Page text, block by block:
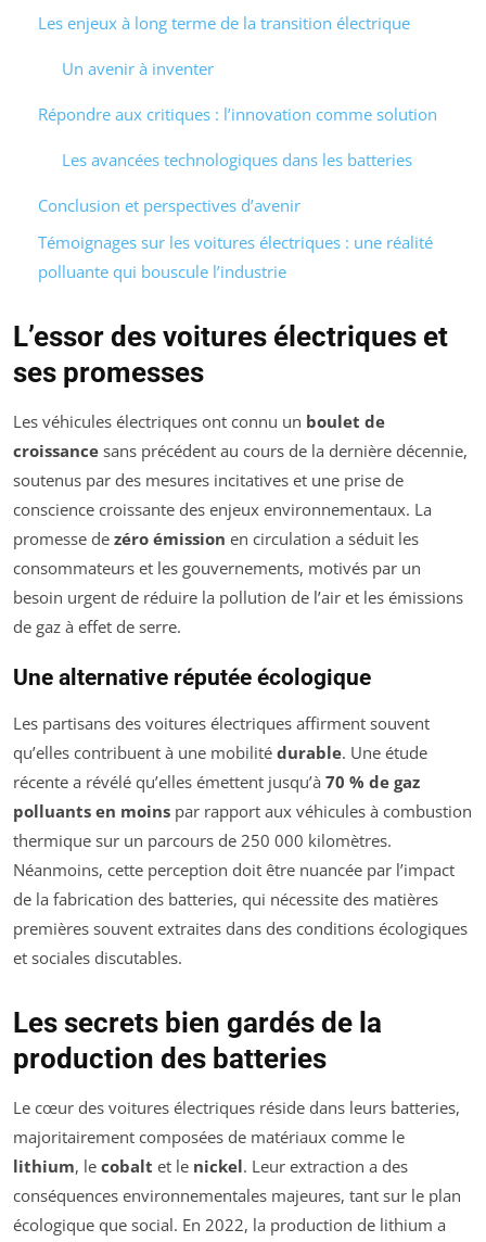
Les enjeux à long terme de la transition électrique
Un avenir à inventer
Répondre aux critiques : l’innovation comme solution
Les avancées technologiques dans les batteries
Conclusion et perspectives d’avenir
Témoignages sur les voitures électriques : une réalité
polluante qui bouscule l’industrie
L’essor des voitures électriques et
ses promesses
Les véhicules électriques ont connu un boulet de
croissance sans précédent au cours de la dernière décennie,
soutenus par des mesures incitatives et une prise de
conscience croissante des enjeux environnementaux. La
promesse de zéro émission en circulation a séduit les
consommateurs et les gouvernements, motivés par un
besoin urgent de réduire la pollution de l’air et les émissions
de gaz à effet de serre.
Une alternative réputée écologique
Les partisans des voitures électriques affirment souvent
qu’elles contribuent à une mobilité durable. Une étude
récente a révélé qu’elles émettent jusqu’à 70 % de gaz
polluants en moins par rapport aux véhicules à combustion
thermique sur un parcours de 250 000 kilomètres.
Néanmoins, cette perception doit être nuancée par l’impact
de la fabrication des batteries, qui nécessite des matières
premières souvent extraites dans des conditions écologiques
et sociales discutables.
Les secrets bien gardés de la
production des batteries
Le cœur des voitures électriques réside dans leurs batteries,
majoritairement composées de matériaux comme le
lithium, le cobalt et le nickel. Leur extraction a des
conséquences environnementales majeures, tant sur le plan
écologique que social. En 2022, la production de lithium a